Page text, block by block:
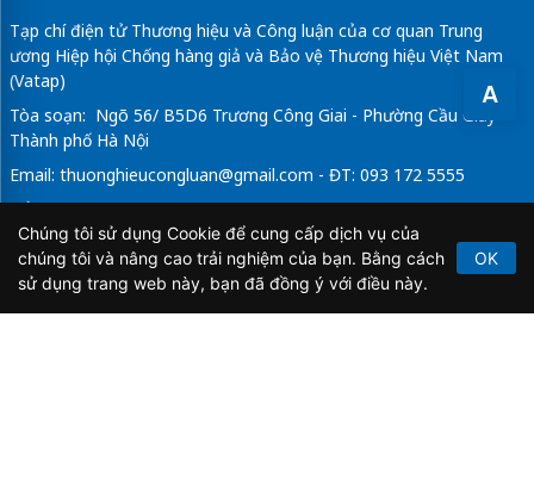
A
Tạp chí điện tử Thương hiệu và Công luận của cơ quan Trung
ương Hiệp hội Chống hàng giả và Bảo vệ Thương hiệu Việt Nam
(Vatap)
Tòa soạn: Ngõ 56/ B5D6 Trương Công Giai - Phường Cầu Giấy -
Thành phố Hà Nội
Email: thuonghieucongluan@gmail.com - ĐT: 093 172 5555
Tổng Biên Tập: Vũ Đức Thuận
Giấy phép hoạt động báo chí điện tử số 64/GP-BTTTT do Bộ
Thông tin và Truyền thông cấp ngày 21/2/2020.
Chúng tôi sử dụng Cookie để cung cấp dịch vụ của
chúng tôi và nâng cao trải nghiệm của bạn. Bằng cách
sử dụng trang web này, bạn đã đồng ý với điều này.
OK